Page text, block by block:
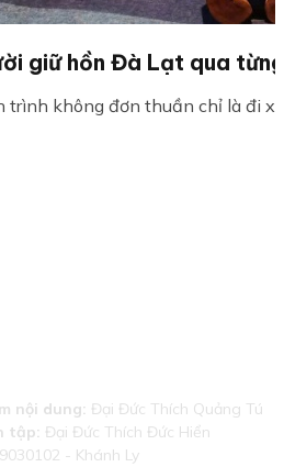
giữ hồn Đà Lạt qua
trình không đơn thuần chỉ là đi
nội dung: Đại Đức Thích Quảng Tú
tập: Đại Đức Thích Đức Hiển
- Khánh Ly